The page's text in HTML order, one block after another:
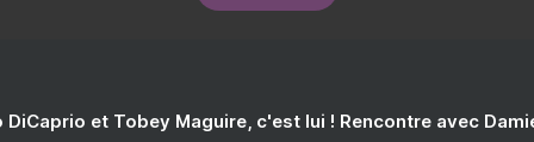
DiCaprio et Tobey Maguire, c'est lui ! Rencontre avec